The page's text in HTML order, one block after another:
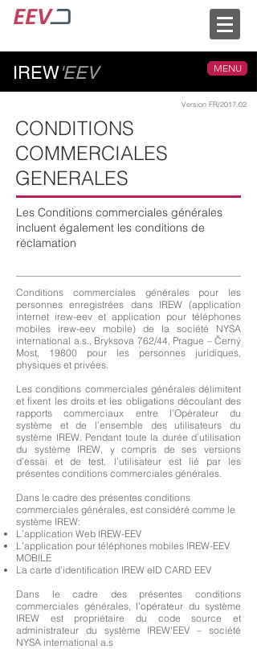
IREW'EEV MENU
Version FR/2017.02
CONDITIONS
COMMERCIALES
GENERALES
Les Conditions commerciales générales
incluent également les conditions de
réclamation
Conditions commerciales générales pour les
personnes enregistrées dans IREW (application
internet irew-eev et application pour téléphones
mobiles irew-eev mobile) de la société NYSA
international a.s., Bryksova 762/44, Prague – Černý
Most, 19800 pour les personnes juridiques,
physiques et privées.
Les conditions commerciales générales délimitent
et fixent les droits et les obligations découlant des
rapports commerciaux entre l’Opérateur du
système et de l’ensemble des utilisateurs du
système IREW. Pendant toute la durée d’utilisation
du système IREW, y compris de ses versions
d’essai et de test, l’utilisateur est lié par les
présentes conditions commerciales générales.
Dans le cadre des présentes conditions
commerciales générales, est considéré comme le
système IREW:
L’application Web IREW-EEV
L’application pour téléphones mobiles IREW-EEV
MOBILE
La carte d’identification IREW eID CARD EEV
Dans le cadre des présentes conditions
commerciales générales, l’opérateur du système
IREW est propriétaire du code source et
administrateur du système IREW’EEV – société
NYSA international a.s